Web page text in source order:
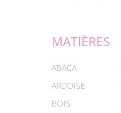
MATIÈRES
ABACA
ARDOISE
BOIS